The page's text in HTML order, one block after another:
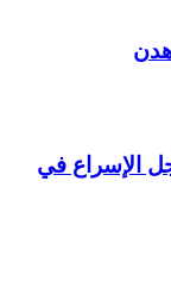
الإسراع في